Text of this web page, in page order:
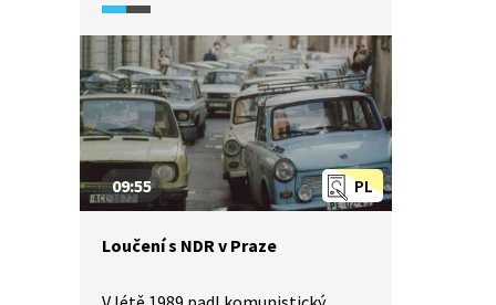
a zájmy sudetských Němců
v Československu, ale také hodnoty
demokracie a svobody.
PL
09:55
Loučení s NDR v Praze